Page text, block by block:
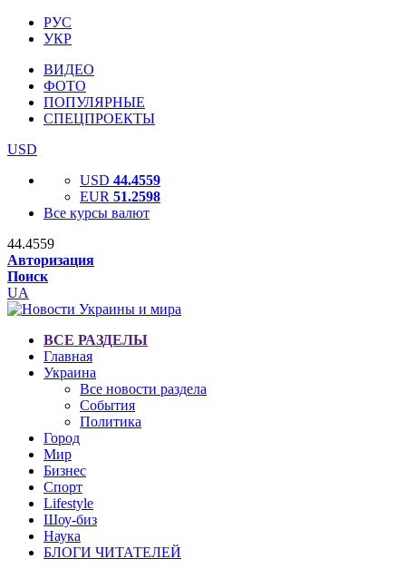
РУС
УКР
ВИДЕО
ФОТО
ПОПУЛЯРНЫЕ
СПЕЦПРОЕКТЫ
USD
USD 44.4559
EUR 51.2598
Все курсы валют
44.4559
Авторизация
Поиск
UA
ВСЕ РАЗДЕЛЫ
Главная
Украина
Все новости раздела
События
Политика
Город
Мир
Бизнес
Спорт
Lifestyle
Шоу-биз
Наука
БЛОГИ ЧИТАТЕЛЕЙ